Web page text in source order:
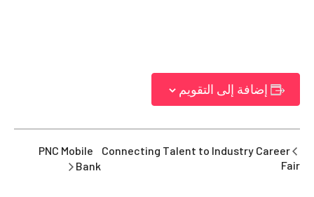
إضافة إلى التقويم
Connecting Talent to Industry Career
Fair
PNC Mobile
Bank